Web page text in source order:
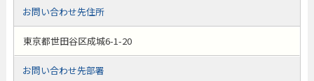
お問い合わせ先住所
東京都世田谷区成城6-1-20
お問い合わせ先部署